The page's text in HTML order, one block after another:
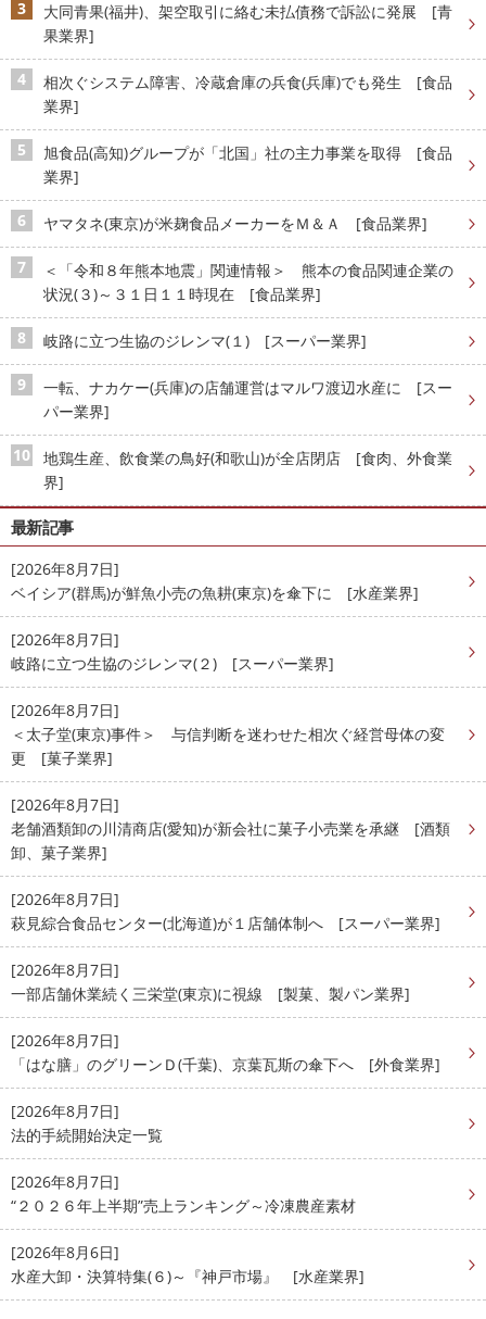
大同青果(福井)、架空取引に絡む未払債務で訴訟に発展 [青
果業界]
相次ぐシステム障害、冷蔵倉庫の兵食(兵庫)でも発生 [食品
業界]
旭食品(高知)グループが「北国」社の主力事業を取得 [食品
業界]
ヤマタネ(東京)が米麹食品メーカーをＭ＆Ａ [食品業界]
＜「令和８年熊本地震」関連情報＞ 熊本の食品関連企業の
状況(３)～３１日１１時現在 [食品業界]
岐路に立つ生協のジレンマ(１) [スーパー業界]
一転、ナカケー(兵庫)の店舗運営はマルワ渡辺水産に [スー
パー業界]
地鶏生産、飲食業の鳥好(和歌山)が全店閉店 [食肉、外食業
界]
最新記事
[2026年8月7日]
ベイシア(群馬)が鮮魚小売の魚耕(東京)を傘下に [水産業界]
[2026年8月7日]
岐路に立つ生協のジレンマ(２) [スーパー業界]
[2026年8月7日]
＜太子堂(東京)事件＞ 与信判断を迷わせた相次ぐ経営母体の変
更 [菓子業界]
[2026年8月7日]
老舗酒類卸の川清商店(愛知)が新会社に菓子小売業を承継 [酒類
卸、菓子業界]
[2026年8月7日]
萩見綜合食品センター(北海道)が１店舗体制へ [スーパー業界]
[2026年8月7日]
一部店舗休業続く三栄堂(東京)に視線 [製菓、製パン業界]
[2026年8月7日]
「はな膳」のグリーンＤ(千葉)、京葉瓦斯の傘下へ [外食業界]
[2026年8月7日]
法的手続開始決定一覧
[2026年8月7日]
“２０２６年上半期”売上ランキング～冷凍農産素材
[2026年8月6日]
水産大卸・決算特集(６)～『神戸市場』 [水産業界]